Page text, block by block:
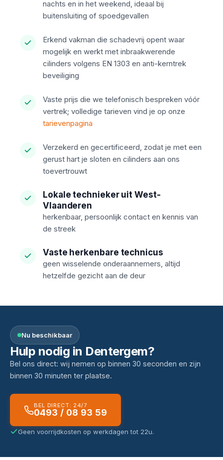
nachts en in het weekend, ideaal bij
buitensluiting of spoedgevallen
Erkend vakman die schadevrij opent waar
mogelijk en werkt met inbraakwerende
cilinders volgens EN 1303 en anti-kerntrek
beveiliging
Vaste prijs die we telefonisch bespreken vóór
vertrek; volledige tarieven vind je op onze
tarievenpagina
Verzekerd en gecertificeerd, zodat je met een
gerust hart je sloten en cilinders aan ons
toevertrouwt
Lokale technieker uit West-
Vlaanderen
herkenbaar, persoonlijk contact en kennis van
de streek
Vaste herkenbare technicus
geen wisselende onderaannemers, altijd
hetzelfde gezicht aan de deur
Nu beschikbaar
Hulp nodig in Dentergem?
Bel ons direct: wij nemen op binnen 30 seconden en zijn
binnen 30 minuten ter plaatse.
BEL DIRECT: 24/7
0493 / 08 93 59
Geen voorrijdkosten op werkdagen tot 22u.